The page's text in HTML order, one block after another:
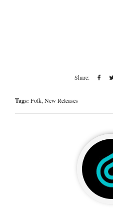
Tags: Folk,New Releases